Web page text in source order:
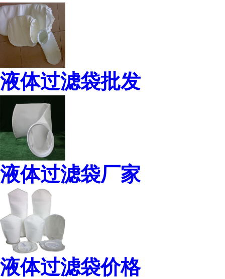
液体过滤袋批发
液体过滤袋厂家
液体过滤袋价格